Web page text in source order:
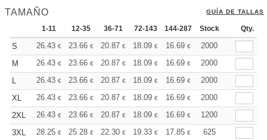
TAMAÑO GUÍA DE TALLAS
1-11 12-35 36-71 72-143 144-287 288 + Más
Stock Qty.
S 26.43 € 23.66 € 20.87 € 18.09 € 16.69 € 16.00
2000
M
26.43 € 23.66 € 20.87 € 18.09 € 16.69 € 16.00
2000
L
26.43 € 23.66 € 20.87 € 18.09 € 16.69 € 16.00
2000
XL
26.43 € 23.66 € 20.87 € 18.09 € 16.69 € 16.00
2000
2XL
26.43 € 23.66 € 20.87 € 18.09 € 16.69 € 16.00
1200
3XL
28.25 € 25.28 € 22.30 € 19.33 € 17.85 € 17.11
625